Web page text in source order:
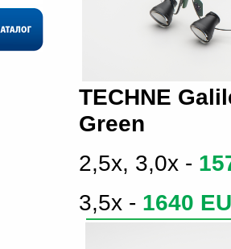
TECHNE
Green
2,5x, 3,0x -
3,5x - 1640